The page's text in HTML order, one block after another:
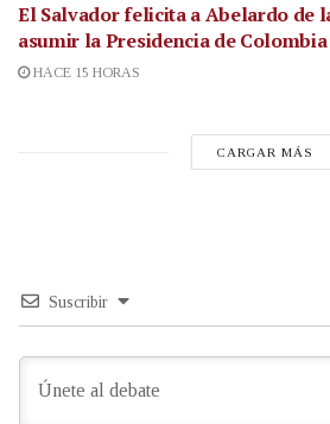
El Salvador felicita a Abelardo de
asumir la Presidencia de Colombia
HACE 15 HORAS
CARGAR MÁS
Suscribir